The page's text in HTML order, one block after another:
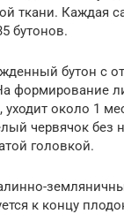
ткани. Каждая
бутонов.
бутон с
формирование
уходит около 1
червячок без
головкой.
к концу